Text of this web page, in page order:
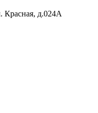
Красная, д.024А